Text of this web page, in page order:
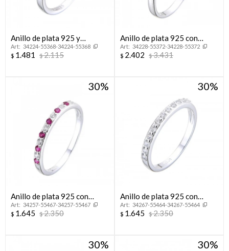
Anillo de plata 925 y
esmalte, MARIQUITA.
34224-55368-34224-55368
$ 1.481 $2.115
Anillo de plata 925 con
circonia, SOLITARIO.
34228-55372-34228-55372
$ 2.402 $3.431
30
Anillo de plata 925 con
circonias, MEDIO SIN FIN.
34257-55467-34257-55467
$ 1.645 $2.350
30
Anillo de plata 925 con
circonias, MEDIO SIN FiN.
34267-55464-34267-55464
$ 1.645 $2.350
30 30